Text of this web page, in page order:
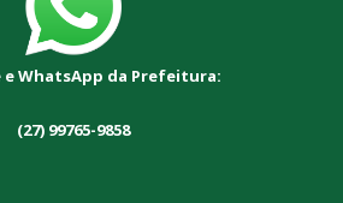
WhatsApp da Prefeitura:
(27) 99765-9858